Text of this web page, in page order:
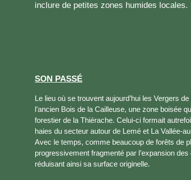
inclure de petites zones humides locales.
SON PASSÉ
Le lieu où se trouvent aujourd’hui les Vergers
l’ancien Bois de la Cailleuse, une zone boisée
forestier de la Thiérache. Celui-ci formait
haies du secteur autour de Lemé et La Vallée-
Avec le temps, comme beaucoup de forêts de
progressivement fragmenté par l’expansion
réduisant ainsi sa surface originelle.